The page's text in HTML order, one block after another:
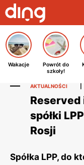
Wakacje
Powrót do
szkoły!
AKTUALNOŚCI
Reserved
spółki
Rosji
Spółka LPP, do